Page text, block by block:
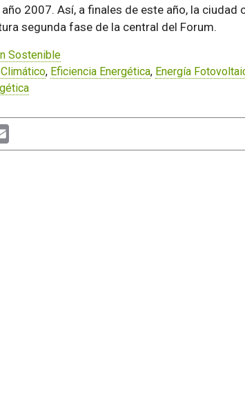
2007. Así, a finales de este año, la ciudad
segunda fase de la central del Forum.
Sostenible
, Eficiencia Energética, Energía
Email